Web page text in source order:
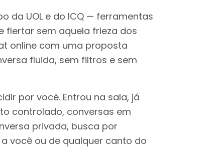
da UOL e do ICQ — ferramentas
flertar sem aquela frieza dos
online com uma proposta
fluida, sem filtros e sem
por você. Entrou na sala, já
controlado, conversas em
privada, busca por
você ou de qualquer canto do